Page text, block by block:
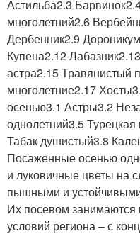
Астильба2.3
многолетний2.6
Дербенник2.9
Купена2.12
астра2.15 Травянистый
многолетние2.17
осенью3.1 Астры3.2
однолетний3.5
Табак душистый3.8
Посаженные осенью
и луковичные цветы на
пышными и
Их посевом занимаются
условий региона – с